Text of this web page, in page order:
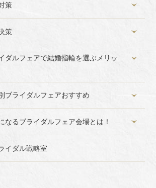
策
策
ダルフェアで結婚指輪を選ぶメリッ
ブライダルフェアおすすめ
なるブライダルフェア会場とは！
イダル戦略室